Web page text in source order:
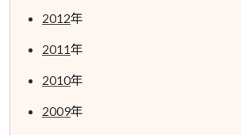
2012年
2011年
2010年
2009年